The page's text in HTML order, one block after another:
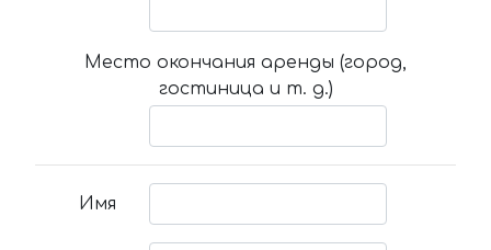
Место окончания аренды (город,
гостиница и т. д.)
Имя